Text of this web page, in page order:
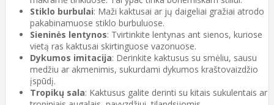
Stiklo burbulai: Maži kaktusai ar jų daigeliai gražiai atrodo
pakabinamuose stiklo burbuluose.
Sieninės lentynos: Tvirtinkite lentynas ant sienos, kuriose
vietą ras kaktusai skirtinguose vazonuose.
Dykumos imitacija: Derinkite kaktusus su smėliu, sausu
medžiu ar akmenimis, sukurdami dykumos kraštovaizdžio
įspūdį.
Tropikų sala: Kaktusus galite derinti su kitais sukulentais ar